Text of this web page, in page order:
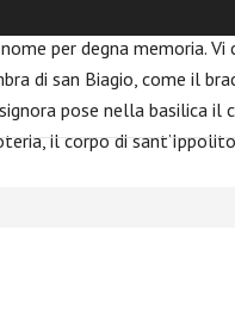
per degna memoria.
di san Biagio, come il
pose nella basilica il
il corpo di